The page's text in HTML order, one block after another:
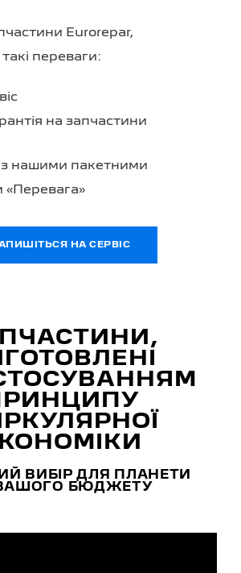
Eurorepar,
переваги:
на запчастини
нашими пакетними
«Перевага»
НА СЕРВІС
ВИБІР ДЛЯ ПЛАНЕТИ
ВАШОГО БЮДЖЕТУ